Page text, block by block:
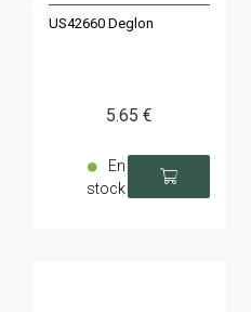
US42660 Deglon
5.65 €
En
stock